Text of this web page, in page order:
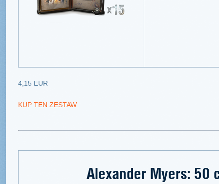
4,15 EUR
KUP TEN ZESTAW
Alexander Myers: 50